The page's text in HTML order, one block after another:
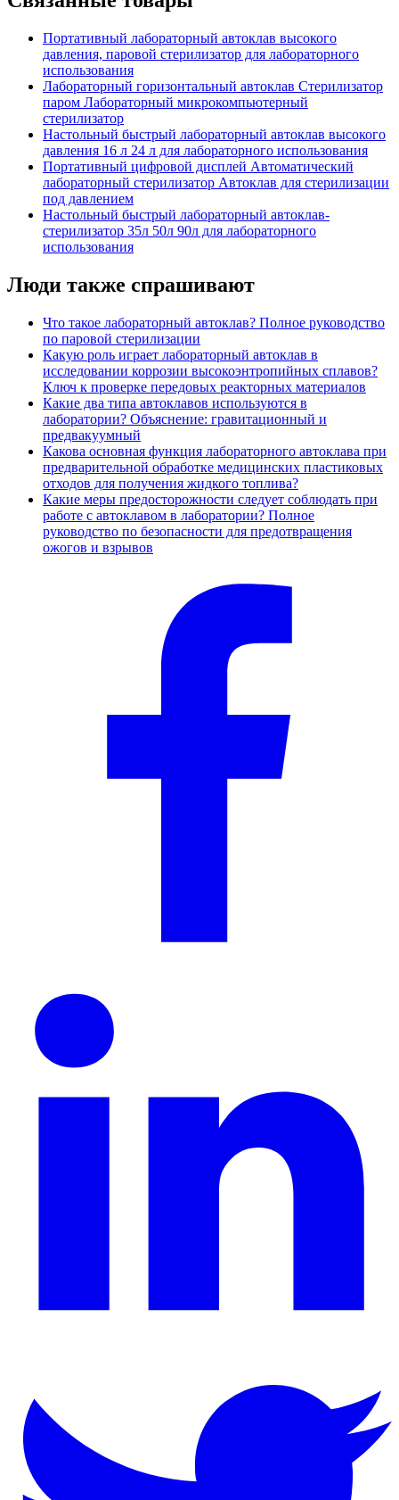
Портативный лабораторный автоклав высокого
давления, паровой стерилизатор для лабораторного
использования
Лабораторный горизонтальный автоклав Стерилизатор
паром Лабораторный микрокомпьютерный
стерилизатор
Настольный быстрый лабораторный автоклав высокого
давления 16 л 24 л для лабораторного использования
Портативный цифровой дисплей Автоматический
лабораторный стерилизатор Автоклав для стерилизации
под давлением
Настольный быстрый лабораторный автоклав-
стерилизатор 35л 50л 90л для лабораторного
использования
Люди также спрашивают
Что такое лабораторный автоклав? Полное руководство
по паровой стерилизации
Какую роль играет лабораторный автоклав в
исследовании коррозии высокоэнтропийных сплавов?
Ключ к проверке передовых реакторных материалов
Какие два типа автоклавов используются в
лаборатории? Объяснение: гравитационный и
предвакуумный
Какова основная функция лабораторного автоклава при
предварительной обработке медицинских пластиковых
отходов для получения жидкого топлива?
Какие меры предосторожности следует соблюдать при
работе с автоклавом в лаборатории? Полное
руководство по безопасности для предотвращения
ожогов и взрывов